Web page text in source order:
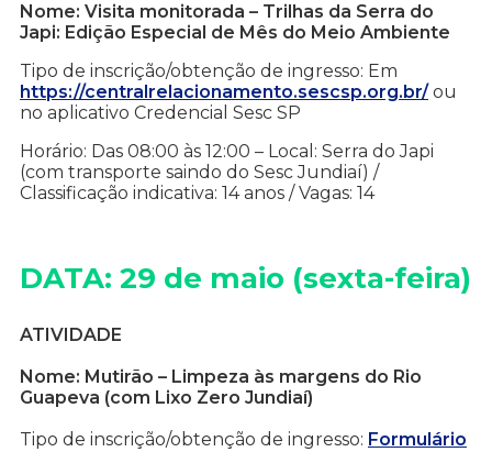
Nome: Visita monitorada – Trilhas da Serra do
Japi: Edição Especial de Mês do Meio Ambiente
Tipo de inscrição/obtenção de ingresso: Em
https://centralrelacionamento.sescsp.org.br/ ou
no aplicativo Credencial Sesc SP
Horário: Das 08:00 às 12:00 – Local: Serra do Japi
(com transporte saindo do Sesc Jundiaí) /
Classificação indicativa: 14 anos / Vagas: 14
DATA: 29 de maio (sexta-feira)
ATIVIDADE
Nome: Mutirão – Limpeza às margens do Rio
Guapeva (com Lixo Zero Jundiaí)
Tipo de inscrição/obtenção de ingresso: Formulário